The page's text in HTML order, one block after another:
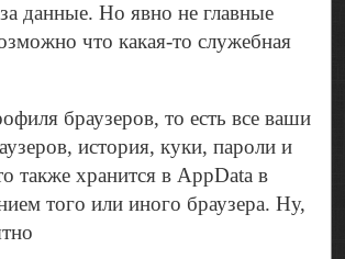
данные. Но явно не главные
что какая-то служебная
браузеров, то есть все ваши
история, куки, пароли и
также хранится в AppData в
того или иного браузера. Ну,